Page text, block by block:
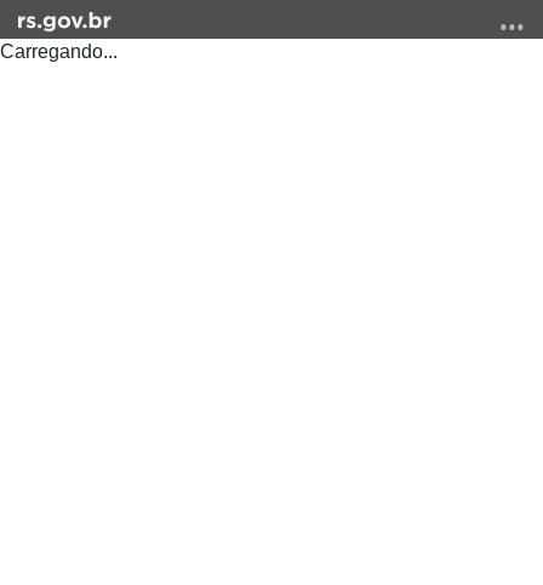
Carregando...